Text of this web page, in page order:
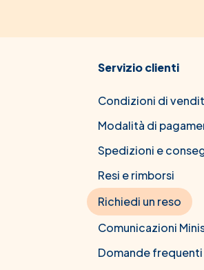
Servizio clienti
Condizioni di
Modalità di
Spedizioni e
Resi e rimborsi
Richiedi un reso
Comunicazioni
Domande frequenti